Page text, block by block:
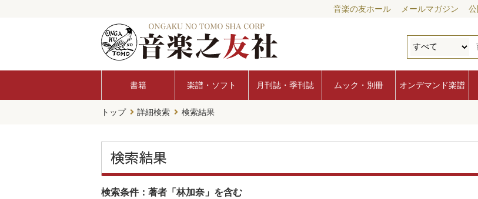
音楽の友ホール メールマガジン
書籍 楽譜・ソフト 月刊誌・季刊誌 ムック・別冊 オンデマンド楽譜
トップ 詳細検索 検索結果
検索結果
検索条件：著者「林加奈」を含む